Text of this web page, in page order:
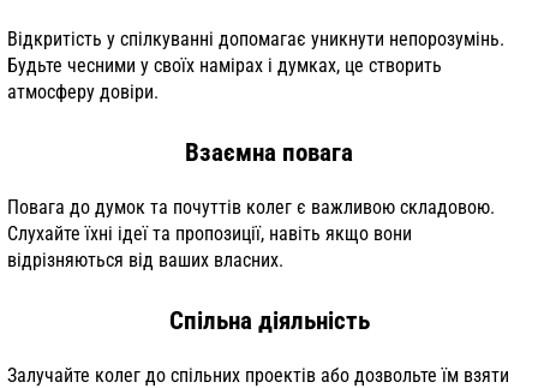
Відкритість у спілкуванні допомагає уникнути непорозумінь.
Будьте чесними у своїх намірах і думках, це створить
атмосферу довіри.
Взаємна повага
Повага до думок та почуттів колег є важливою складовою.
Слухайте їхні ідеї та пропозиції, навіть якщо вони
відрізняються від ваших власних.
Спільна діяльність
Залучайте колег до спільних проектів або дозвольте їм взяти